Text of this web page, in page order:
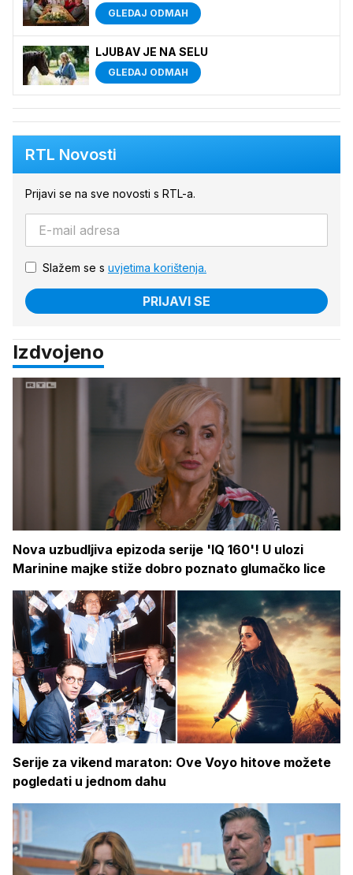
GLEDAJ ODMAH
LJUBAV JE NA SELU
GLEDAJ ODMAH
RTL Novosti
Prijavi se na sve novosti s RTL-a.
Slažem se s uvjetima korištenja.
PRIJAVI SE
Izdvojeno
Nova uzbudljiva epizoda serije 'IQ 160'! U ulozi
Marinine majke stiže dobro poznato glumačko lice
Serije za vikend maraton: Ove Voyo hitove možete
pogledati u jednom dahu